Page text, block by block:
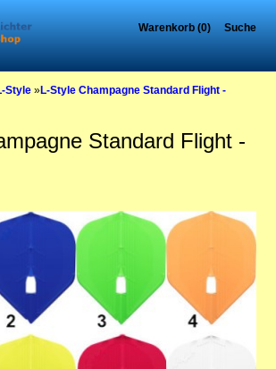
Warenkorb (0) Suche
Style »L-Style Champagne Standard Flight -
Standard Flight -